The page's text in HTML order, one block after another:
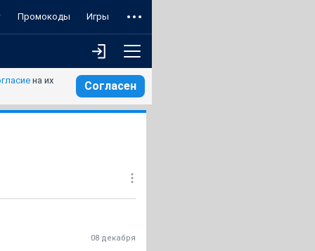
Промокоды Игры
на их
Согласен
08 декабря